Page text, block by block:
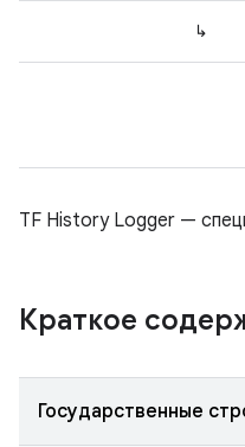
↳
TF History Logger —
Краткое
Государственные